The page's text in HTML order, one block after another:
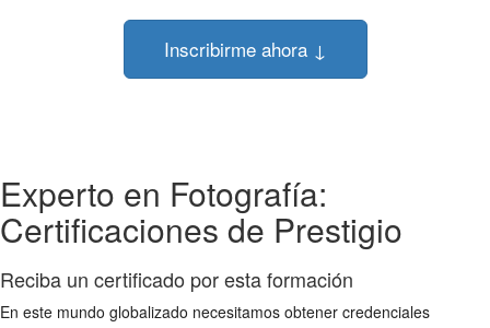
Inscribirme ahora ↓
Experto en Fotografía:
Certificaciones de Prestigio
Reciba un certificado por esta formación
En este mundo globalizado necesitamos obtener credenciales